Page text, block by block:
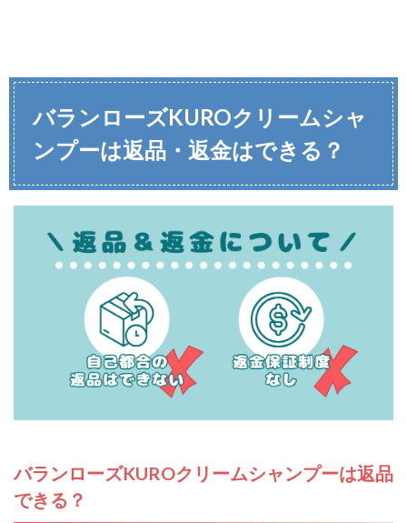
バランローズKUROクリームシャ
ンプーは返品・返金はできる？
バランローズKUROクリームシャンプーは返品
できる？